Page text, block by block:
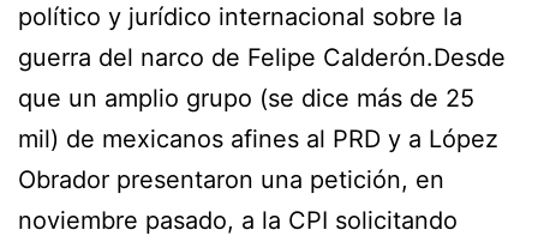
político y jurídico internacional sobre la
guerra del narco de Felipe Calderón.Desde
que un amplio grupo (se dice más de 25
mil) de mexicanos afines al PRD y a López
Obrador presentaron una petición, en
noviembre pasado, a la CPI solicitando